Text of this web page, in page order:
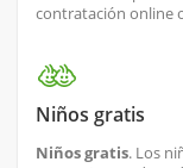
contratación online
Niños gratis
Niños gratis. Los